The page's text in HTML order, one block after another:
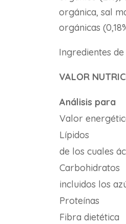
orgánica, sal
orgánicas
Ingredientes
VALOR
Análisis para
Valor
Lípidos
de los cuales
Carbohidratos
incluidos los
Proteínas
Fibra dietética